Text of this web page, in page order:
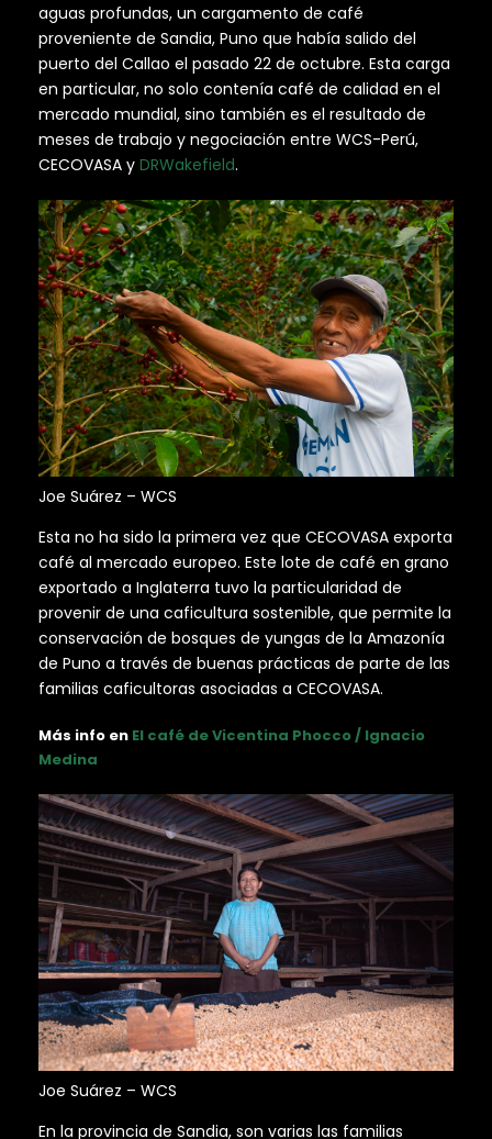
aguas profundas, un cargamento de café
proveniente de Sandia, Puno que había salido del
puerto del Callao el pasado 22 de octubre. Esta carga
en particular, no solo contenía café de calidad en el
mercado mundial, sino también es el resultado de
meses de trabajo y negociación entre WCS-Perú,
CECOVASA y DRWakefield.
Joe Suárez – WCS
Esta no ha sido la primera vez que CECOVASA exporta
café al mercado europeo. Este lote de café en grano
exportado a Inglaterra tuvo la particularidad de
provenir de una caficultura sostenible, que permite la
conservación de bosques de yungas de la Amazonía
de Puno a través de buenas prácticas de parte de las
familias caficultoras asociadas a CECOVASA.
Más info en El café de Vicentina Phocco / Ignacio
Medina
Joe Suárez – WCS
En la provincia de Sandia, son varias las familias